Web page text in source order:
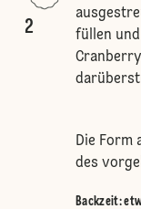
2
füllen
Die Form
des
Backzeit: